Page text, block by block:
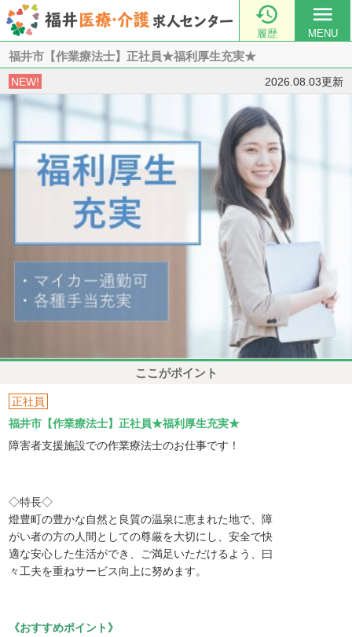

履歴
menu
MENU
福井市【作業療法士】正社員★福利厚生充実★
NEW! 2026.08.03更新
ここがポイント
正社員
福井市【作業療法士】正社員★福利厚生充実★
障害者支援施設での作業療法士のお仕事です！
◇特長◇
燈豊町の豊かな自然と良質の温泉に恵まれた地で、障
がい者の方の人間としての尊厳を大切にし、安全で快
適な安心した生活ができ、ご満足いただけるよう、曰
々工夫を重ねサービス向上に努めます。
《おすすめポイント》